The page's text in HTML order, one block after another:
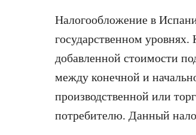
Налогообложение в
государственном
добавленной стоимости
между конечной и
производственной или
потребителю. Данный